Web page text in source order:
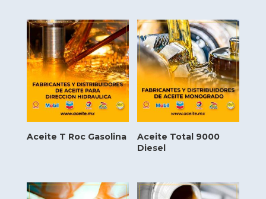
Aceite T Roc Gasolina
Aceite Total 9000
Diesel